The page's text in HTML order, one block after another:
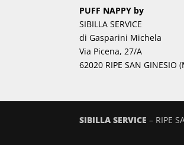
PUFF NAPPY by
SIBILLA SERVICE
di Gasparini Michela
Via Picena, 27/A
62020 RIPE SAN GINESIO
SIBILLA SERVICE– RIPE